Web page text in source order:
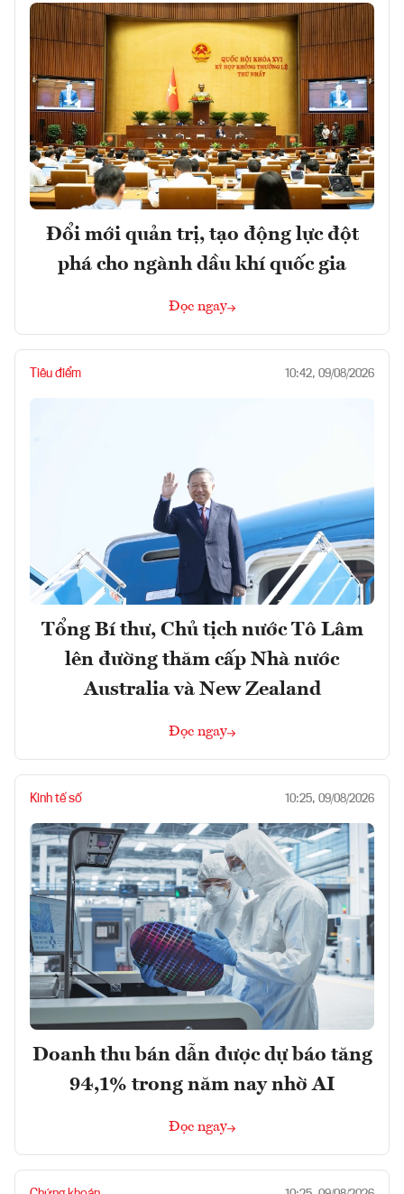
Đổi mới quản trị, tạo động lực đột
phá cho ngành dầu khí quốc gia
Đọc ngay
Tiêu điểm 10:42, 09/08/2026
Tổng Bí thư, Chủ tịch nước Tô Lâm
lên đường thăm cấp Nhà nước
Australia và New Zealand
Đọc ngay
Kinh tế số 10:25, 09/08/2026
Doanh thu bán dẫn được dự báo tăng
94,1% trong năm nay nhờ AI
Đọc ngay